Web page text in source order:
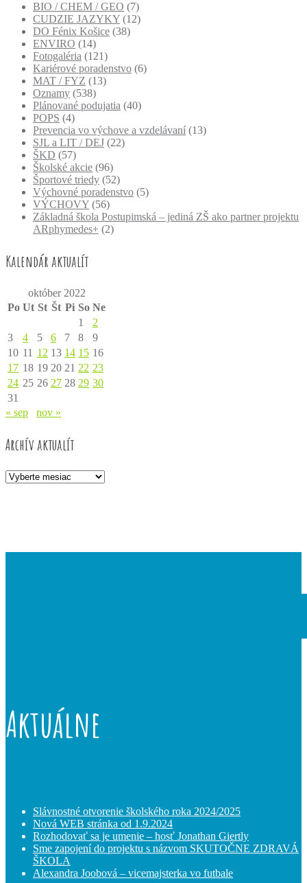
BIO / CHEM / GEO (7)
CUDZIE JAZYKY (12)
DO Fénix Košice (38)
ENVIRO (14)
Fotogaléria (121)
Kariérové poradenstvo (6)
MAT / FYZ (13)
Oznamy (538)
Plánované podujatia (40)
POPS (4)
Prevencia vo výchove a vzdelávaní (13)
SJL a LIT / DEJ (22)
ŠKD (57)
Školské akcie (96)
Športové triedy (52)
Výchovné poradenstvo (5)
VÝCHOVY (56)
Základná škola Postupimská – jediná ZŠ ako partner projektu
ARphymedes+ (2)
Kalendár aktualít
október 2022
Po Ut St Št Pi So Ne
1
2
3
4 5 6 7 8
9
10 11 12 13 14 15 16
17 18 19 20 21 22 23
24 25 26 27 28 29 30
31
« sep
nov »
Archív aktualít
Archív
Aktuálne
Slávnostné otvorenie školského roka 2024/2025
Nová WEB stránka od 1.9.2024
Rozhodovať sa je umenie – hosť Jonathan Giertly
Sme zapojení do projektu s názvom SKUTOČNE ZDRAVÁ
ŠKOLA
Alexandra Joobová – vicemajsterka vo futbale